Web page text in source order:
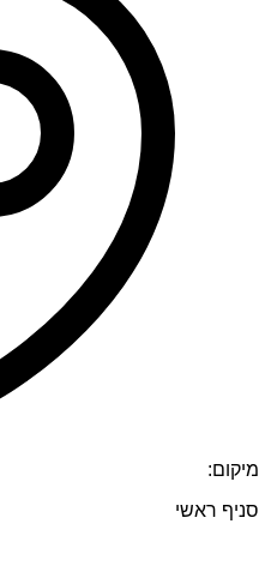
מיקום:
סניף ראשי